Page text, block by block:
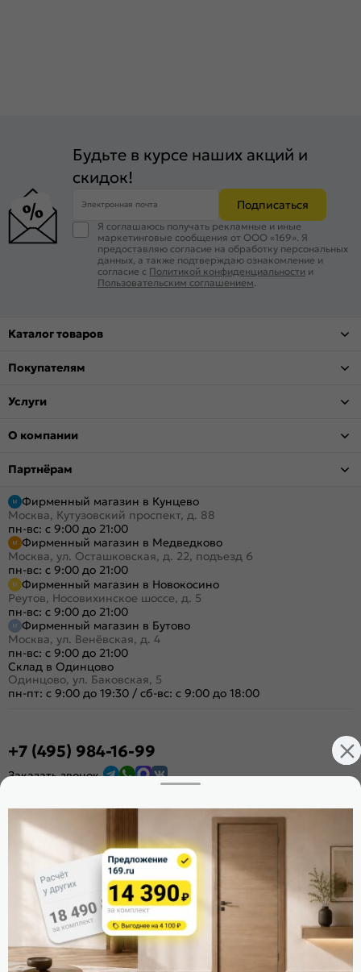
Будьте в курсе наших акций и
скидок!
Электронная почта Подписаться
Я соглашаюсь получать рекламные и иные
маркетинговые сообщения от ООО «169». Я
предоставляю согласие на обработку персональных
данных, а также подтверждаю ознакомление и
согласие с Политикой конфиденциальности и
Пользовательским соглашением
Каталог товаров
Покупателям
Услуги
О компании
Партнёрам
Фирменный магазин в Кунцево
Москва, Кутузовский проспект, д. 88
пн-вс: с 9:00 до 21:00
Фирменный магазин в Медведково
Москва, ул. Осташковская, д. 22, подъезд 6
пн-вс: с 9:00 до 21:00
Фирменный магазин в Новокосино
Реутов, Носовихинское шоссе, д. 5
пн-вс: с 9:00 до 21:00
Фирменный магазин в Бутово
Москва, ул. Венёвская, д. 4
пн-вс: с 9:00 до 21:00
Склад в Одинцово
Одинцово, ул. Баковская, 5
пн-пт: с 9:00 до 19:30 / сб-вс: с 9:00 до 18:00
+7 (495) 984-16-99
Заказать звонок
Расскажите о нас
Поделиться
Оцените магазин
ИКС 1340
© 2010—2026 Склад Дверей 169.RU